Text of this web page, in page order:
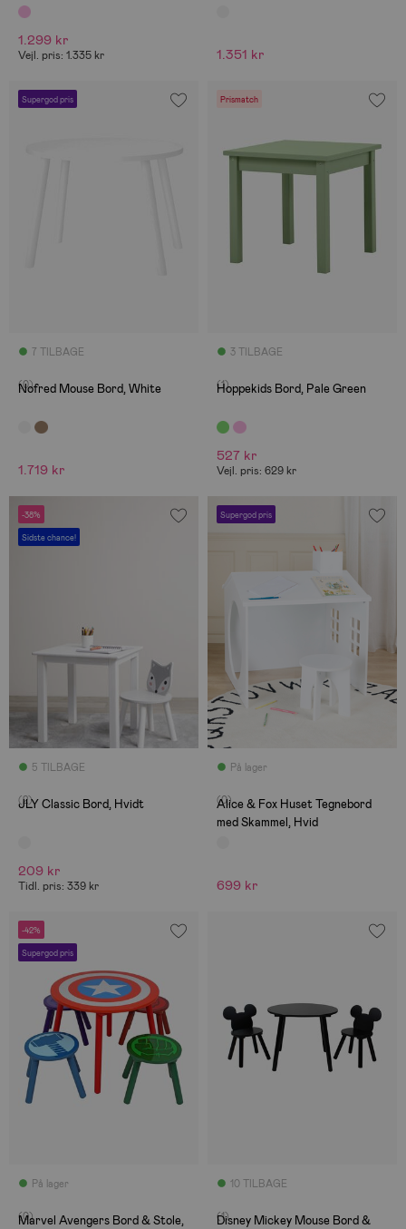
1.299 kr
Vejl. pris: 1.335 kr 1.351 kr
Supergod pris
7 TILBAGE
(0)
Nofred Mouse Bord, White
1.719 kr
Prismatch
3 TILBAGE
(1)
Hoppekids Bord, Pale Green
527 kr
Vejl. pris: 629 kr
-38%
Sidste chance!
5 TILBAGE
(2)
JLY Classic Bord, Hvidt
209 kr
Tidl. pris: 339 kr
Supergod pris
På lager
(0)
Alice & Fox Huset Tegnebord
med Skammel, Hvid
699 kr
-42%
Supergod pris
På lager
(0)
Marvel Avengers Bord & Stole,
10 TILBAGE
(1)
Disney Mickey Mouse Bord &